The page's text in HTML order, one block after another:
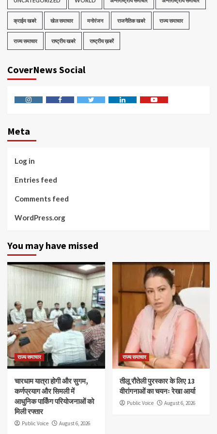
क्राईम खबरे खेल समाचार मनोरंजन राजनैतिक खबरे राज्य समाचार
राज्य समाचार राष्ट्रीय खबरे राष्ट्रीय ख़बरें
CoverNews Social
Meta
Log in
Entries feed
Comments feed
WordPress.org
You may have missed
राज्य समाचार
चारधाम यात्रा होगी और सुगम,
कर्णप्रयाग और सिमली में
आधुनिक पार्किंग परियोजनाओं को
मिली रफ्तार
Public Voice August 6, 2026
राज्य समाचार
तीलू रौतेली पुरस्कार के लिए 13
वीरांगनाओं का चयनः रेखा आर्या
Public Voice August 6, 2026